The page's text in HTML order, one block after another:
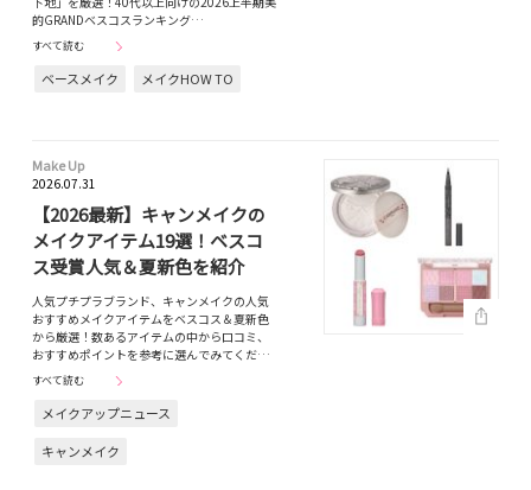
的GRANDベスコスランキング…
すべて読む
ベースメイク メイクHOW TO
Make Up
2026.07.31
【2026最新】キャンメイクの
メイクアイテム19選！ベスコ
ス受賞人気＆夏新色を紹介
人気プチプラブランド、キャンメイクの人気
おすすめメイクアイテムをベスコス＆夏新色
から厳選！数あるアイテムの中から口コミ、
おすすめポイントを参考に選んでみてくだ…
すべて読む
メイクアップニュース
キャンメイク